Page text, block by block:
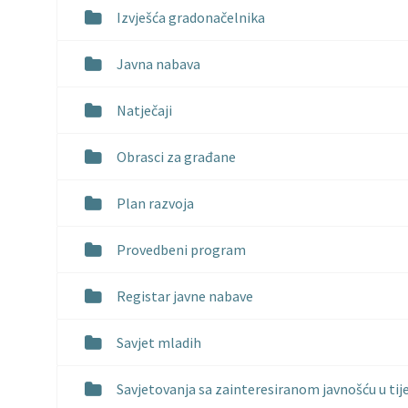
Izvješća gradonačelnika
Javna nabava
Natječaji
Obrasci za građane
Plan razvoja
Provedbeni program
Registar javne nabave
Savjet mladih
Savjetovanja sa zainteresiranom javnošću u